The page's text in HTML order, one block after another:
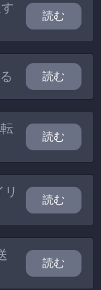
読む
読む
読む
リ
読む
読む